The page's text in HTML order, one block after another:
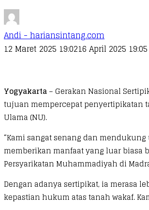
Andi - hariansintang.com
12 Maret 2025 19:0216 April 2025 19:05
Yogyakarta– Gerakan Nasional
tujuan mempercepat penyertipikatan
Ulama (NU).
“Kami sangat senang dan
memberikan manfaat yang luar biasa
Persyarikatan Muhammadiyah di
Dengan adanya sertipikat, ia merasa
kepastian hukum atas tanah wakaf.